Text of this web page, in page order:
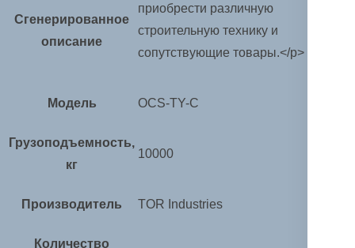
Сгенерированное
описание
приобрести различную
строительную технику и
сопутствующие товары.</p>
Модель OCS-TY-C
Грузоподъемность,
кг
10000
Производитель TOR Industries
Количество